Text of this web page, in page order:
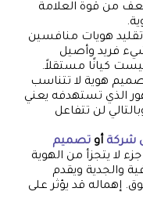
من قوة العلامة
هويات منافسين
فريد وأصيل
كيانًا مستقلاً.
هوية لا تتناسب
الذي تستهدفه يعني
لن تتفاعل
شركة أو تصميم
لا يتجزأ من الهوية
والجدية ويقدم
إهماله قد يؤثر على